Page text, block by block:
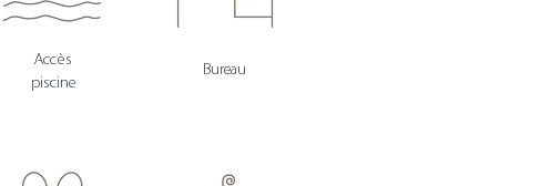
Accès
piscine
Bureau